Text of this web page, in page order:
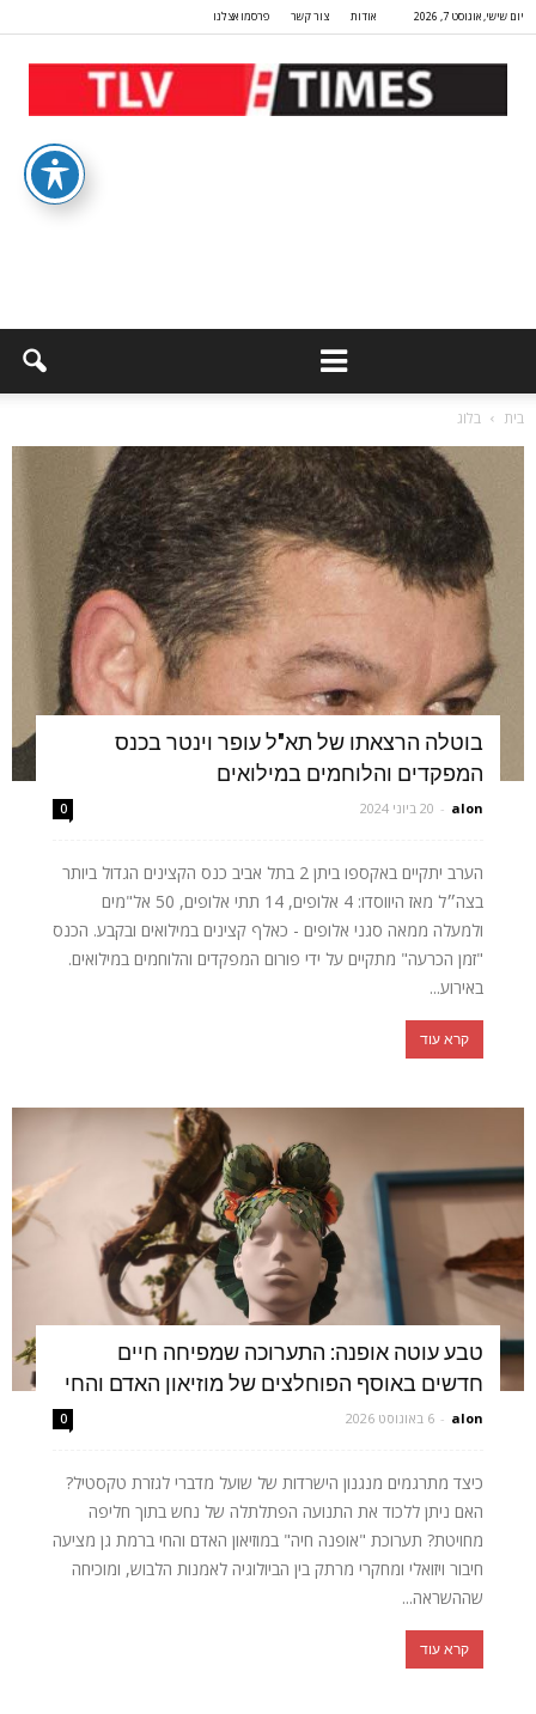
יום שישי, אוגוסט 7, 2026 אודות צור קשר פרסמו אצלנו
בית בלוג
בוטלה הרצאתו של תא"ל עופר וינטר בכנס
המפקדים והלוחמים במילואים
alon
- 20 ביוני 2024 0
הערב יתקיים באקספו ביתן 2 בתל אביב כנס הקצינים הגדול ביותר
בצה״ל מאז היווסדו: 4 אלופים, 14 תתי אלופים, 50 אל"מים
ולמעלה ממאה סגני אלופים - כאלף קצינים במילואים ובקבע. הכנס
"זמן הכרעה" מתקיים על ידי פורום המפקדים והלוחמים במילואים.
באירוע...
קרא עוד
טבע עוטה אופנה: התערוכה שמפיחה חיים
חדשים באוסף הפוחלצים של מוזיאון האדם והחי
alon
- 6 באוגוסט 2026 0
כיצד מתרגמים מנגנון הישרדות של שועל מדברי לגזרת טקסטיל?
האם ניתן ללכוד את התנועה הפתלתלה של נחש בתוך חליפה
מחויטת? תערוכת "אופנה חיה" במוזיאון האדם והחי ברמת גן מציעה
חיבור ויזואלי ומחקרי מרתק בין הביולוגיה לאמנות הלבוש, ומוכיחה
שההשראה...
קרא עוד